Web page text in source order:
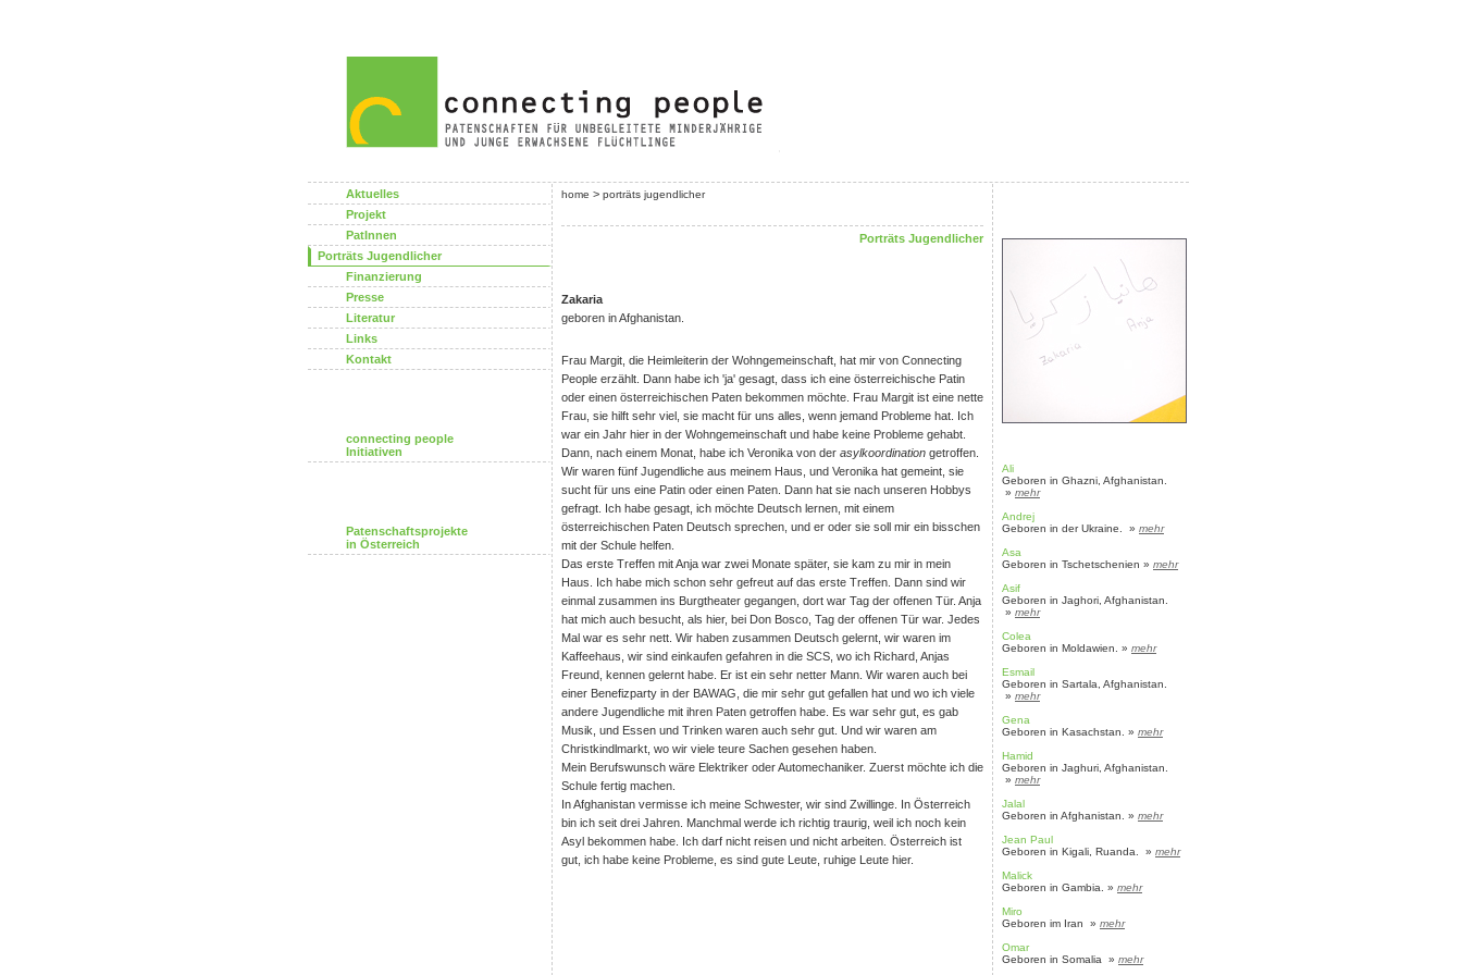
Aktuelles
Projekt
PatInnen
Porträts Jugendlicher
Finanzierung
Presse
Literatur
Links
Kontakt
connecting people
Initiativen
Patenschaftsprojekte
in Österreich
home > porträts jugendlicher
Porträts Jugendlicher
Zakaria
geboren in Afghanistan.
Frau Margit, die Heimleiterin der Wohngemeinschaft, hat mir von Connecting
People erzählt. Dann habe ich 'ja' gesagt, dass ich eine österreichische Patin
oder einen österreichischen Paten bekommen möchte. Frau Margit ist eine nette
Frau, sie hilft sehr viel, sie macht für uns alles, wenn jemand Probleme hat. Ich
war ein Jahr hier in der Wohngemeinschaft und habe keine Probleme gehabt.
Dann, nach einem Monat, habe ich Veronika von der asylkoordination getroffen.
Wir waren fünf Jugendliche aus meinem Haus, und Veronika hat gemeint, sie
sucht für uns eine Patin oder einen Paten. Dann hat sie nach unseren Hobbys
gefragt. Ich habe gesagt, ich möchte Deutsch lernen, mit einem
österreichischen Paten Deutsch sprechen, und er oder sie soll mir ein bisschen
mit der Schule helfen.
Das erste Treffen mit Anja war zwei Monate später, sie kam zu mir in mein
Haus. Ich habe mich schon sehr gefreut auf das erste Treffen. Dann sind wir
einmal zusammen ins Burgtheater gegangen, dort war Tag der offenen Tür. Anja
hat mich auch besucht, als hier, bei Don Bosco, Tag der offenen Tür war. Jedes
Mal war es sehr nett. Wir haben zusammen Deutsch gelernt, wir waren im
Kaffeehaus, wir sind einkaufen gefahren in die SCS, wo ich Richard, Anjas
Freund, kennen gelernt habe. Er ist ein sehr netter Mann. Wir waren auch bei
einer Benefizparty in der BAWAG, die mir sehr gut gefallen hat und wo ich viele
andere Jugendliche mit ihren Paten getroffen habe. Es war sehr gut, es gab
Musik, und Essen und Trinken waren auch sehr gut. Und wir waren am
Christkindlmarkt, wo wir viele teure Sachen gesehen haben.
Mein Berufswunsch wäre Elektriker oder Automechaniker. Zuerst möchte ich die
Schule fertig machen.
In Afghanistan vermisse ich meine Schwester, wir sind Zwillinge. In Österreich
bin ich seit drei Jahren. Manchmal werde ich richtig traurig, weil ich noch kein
Asyl bekommen habe. Ich darf nicht reisen und nicht arbeiten. Österreich ist
gut, ich habe keine Probleme, es sind gute Leute, ruhige Leute hier.
Ali
Geboren in Ghazni, Afghanistan.
» mehr
Andrej
Geboren in der Ukraine. » mehr
Asa
Geboren in Tschetschenien » mehr
Asif
Geboren in Jaghori, Afghanistan.
» mehr
Colea
Geboren in Moldawien. » mehr
Esmail
Geboren in Sartala, Afghanistan.
» mehr
Gena
Geboren in Kasachstan. » mehr
Hamid
Geboren in Jaghuri, Afghanistan.
» mehr
Jalal
Geboren in Afghanistan. » mehr
Jean Paul
Geboren in Kigali, Ruanda. » mehr
Malick
Geboren in Gambia. » mehr
Miro
Geboren im Iran » mehr
Omar
Geboren in Somalia » mehr